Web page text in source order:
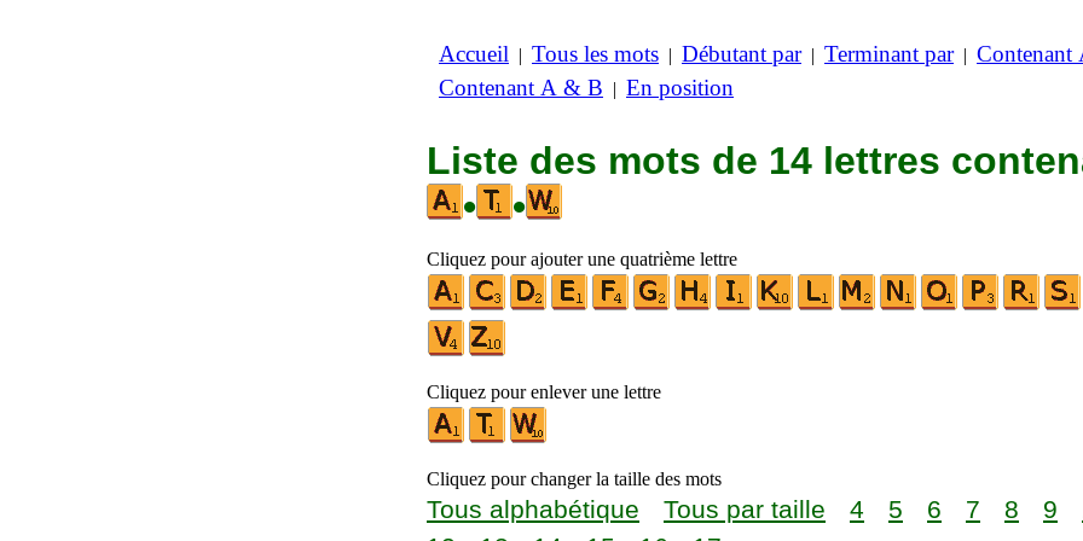
Accueil | Tous les mots | Débutant par| Terminant par| Contenant
Contenant A & B | En position
Liste des mots de 14 lettres
•
•
Cliquez pour ajouter une quatrième lettre
Cliquez pour enlever une lettre
Cliquez pour changer la taille des mots
Tous alphabétique Tous par taille 4 5 6 7 8 9